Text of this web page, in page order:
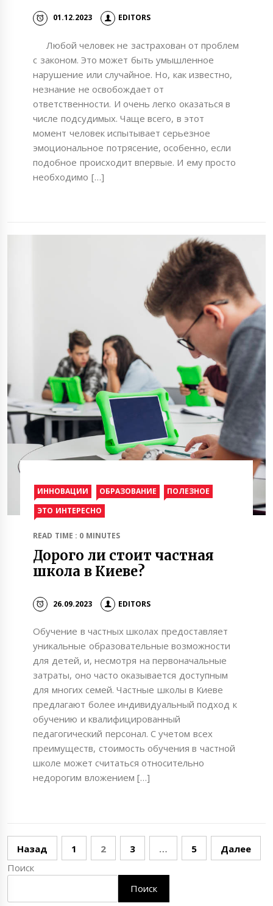
01.12.2023 EDITORS
Любой человек не застрахован от проблем
с законом. Это может быть умышленное
нарушение или случайное. Но, как известно,
незнание не освобождает от
ответственности. И очень легко оказаться в
числе подсудимых. Чаще всего, в этот
момент человек испытывает серьезное
эмоциональное потрясение, особенно, если
подобное происходит впервые. И ему просто
необходимо […]
ИННОВАЦИИ ОБРАЗОВАНИЕ
ПОЛЕЗНОЕ
ЭТО ИНТЕРЕСНО
READ TIME : 0 MINUTES
Дорого ли стоит частная
школа в Киеве?
26.09.2023 EDITORS
Обучение в частных школах предоставляет
уникальные образовательные возможности
для детей, и, несмотря на первоначальные
затраты, оно часто оказывается доступным
для многих семей. Частные школы в Киеве
предлагают более индивидуальный подход к
обучению и квалифицированный
педагогический персонал. С учетом всех
преимуществ, стоимость обучения в частной
школе может считаться относительно
недорогим вложением […]
Пагинация
записей
Назад 1 2 3 … 5
Далее
Поиск
Поиск